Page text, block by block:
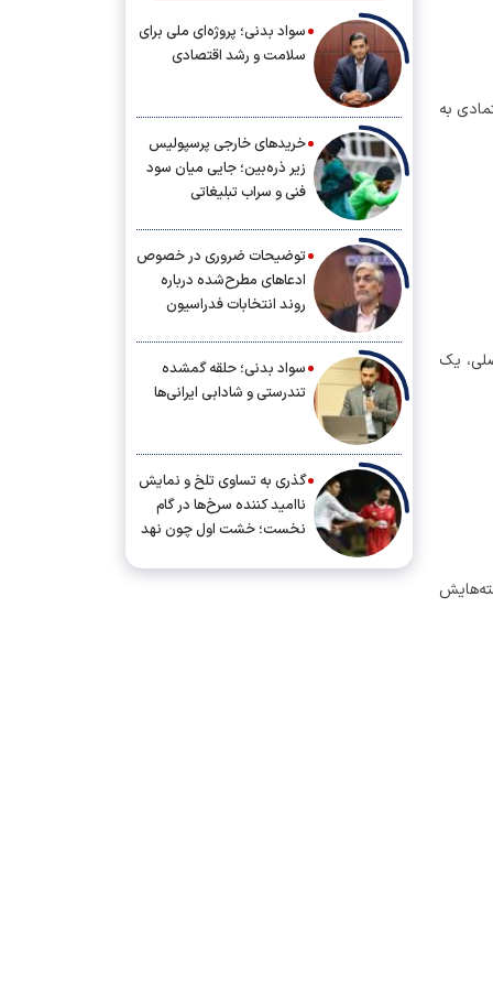
به
روبه‌رو شده است؛ عدم ثبت قرارداد ۱۲ بازیکن اصلی، یک
سواد بدنی؛ پروژه‌ای ملی برای
سلامت و رشد اقتصادی
خریدهای خارجی پرسپولیس
زیر ذره‌بین؛ جایی میان سود
فنی و سراب تبلیغاتی
توضیحات ضروری در خصوص
ادعاهای مطرح‌شده درباره
روند انتخابات فدراسیون
سواد بدنی؛ حلقه گمشده
تندرستی و شادابی ایرانی‌ها
گذری به تساوی تلخ و نمایش
ناامید کننده سرخ‌ها در گام
نخست؛ خشت اول چون نهد